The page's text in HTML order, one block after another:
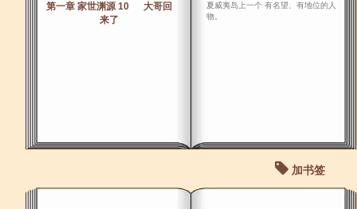
第一章 家世渊源 10 大哥回
来了
夏威夷岛上一个 有名望、有地位的人
物。
加书签